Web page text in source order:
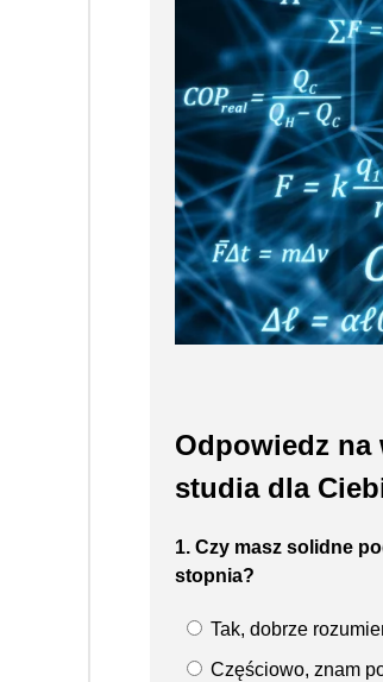
Odpowiedz na
studia dla
1. Czy masz solidne
stopnia?
Tak, dobrze
Częściowo, znam